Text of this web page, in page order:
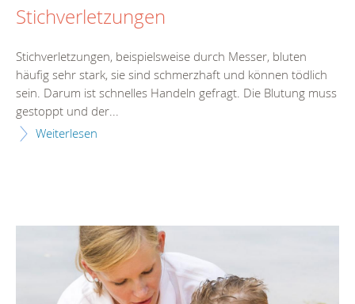
Stichverletzungen
Stichverletzungen, beispielsweise durch Messer, bluten
häufig sehr stark, sie sind schmerzhaft und können tödlich
sein. Darum ist schnelles Handeln gefragt. Die Blutung muss
gestoppt und der...
Weiterlesen